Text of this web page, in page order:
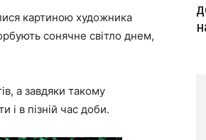
картиною художника
сонячне світло днем,
а завдяки такому
і в пізній час доби.